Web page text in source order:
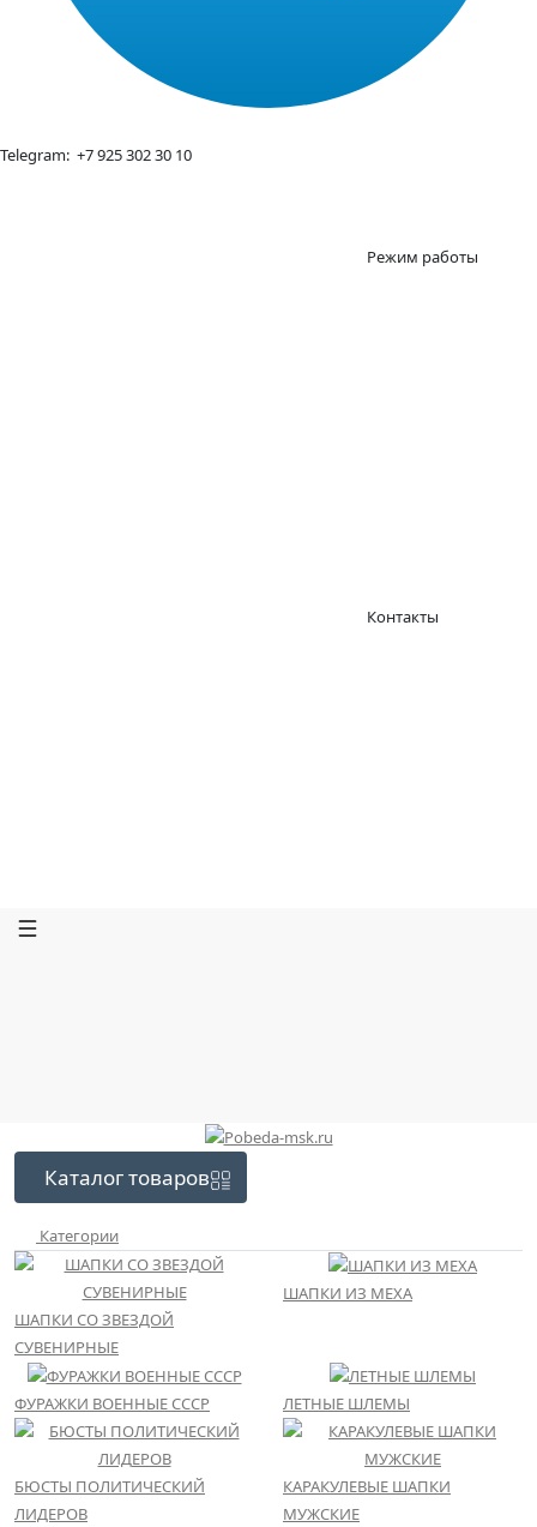
Telegram: +7 925 302 30 10
Режим работы
Контакты
Каталогтоваров
Категории
ШАПКИ СО ЗВЕЗДОЙ
СУВЕНИРНЫЕ
ШАПКИ ИЗ МЕХА
ФУРАЖКИ ВОЕННЫЕ СССР ЛЕТНЫЕ ШЛЕМЫ
БЮСТЫ ПОЛИТИЧЕСКИЙ
ЛИДЕРОВ
КАРАКУЛЕВЫЕ ШАПКИ
МУЖСКИЕ